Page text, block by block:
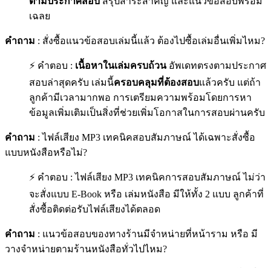
เฉลย
คำถาม : สั่งซื้อแนวข้อสอบเล่มนี้แล้ว ต้องไปซื้อเล่มอื่นเพิ่มไหม?
⚡ คำตอบ : เนื้อหาในเล่มครบถ้วนอัพเดทตรงตามประกาศ
สอบล่าสุดครับ เล่มนี้ครอบคลุมที่ต้องสอบแล้วครับ แต่ถ้า
ลูกค้ามีเวลามากพอ การเตรียมความพร้อมโดยการหา
ข้อมูลเพิ่มเติมเป็นสิ่งที่ช่วยเพิ่มโอกาสในการสอบผ่านครับ
คำถาม : ไฟล์เสียง MP3 เทคนิคสอบสัมภาษณ์ ได้เฉพาะสั่งซื้อ
แบบหนังสือหรือไม่?
⚡ คำตอบ : ไฟล์เสียง MP3 เทคนิคการสอบสัมภาษณ์ ไม่ว่า
จะสั่งแบบ E-Book หรือ เล่มหนังสือ มีให้ทั้ง 2 แบบ ลูกค้าที่
สั่งซื้อติดต่อรับไฟล์เสียงได้ตลอด
คำถาม : แนวข้อสอบของทางร้านมีจำหน่ายที่หน้าราม หรือ มี
วางจำหน่ายตามร้านหนังสือทั่วไปไหม?